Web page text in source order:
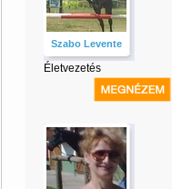
Szabo Levente
Életvezetés